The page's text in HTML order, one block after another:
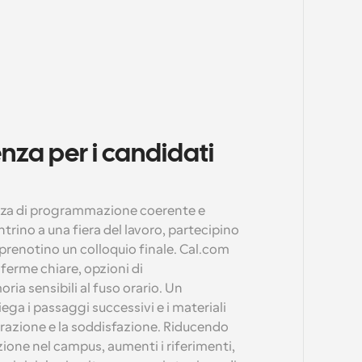
per i candidati
di programmazione coerente e
a una fiera del lavoro, partecipino
un colloquio finale. Cal.com
chiare, opzioni di
sensibili al fuso orario. Un
i passaggi successivi e i materiali
e la soddisfazione. Riducendo
nel campus, aumenti i riferimenti,